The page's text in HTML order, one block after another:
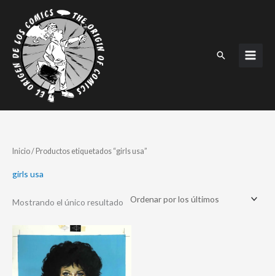
contenido
Buscar
Inicio/ Productos etiquetados “girls usa”
girls usa
Mostrando el único resultado